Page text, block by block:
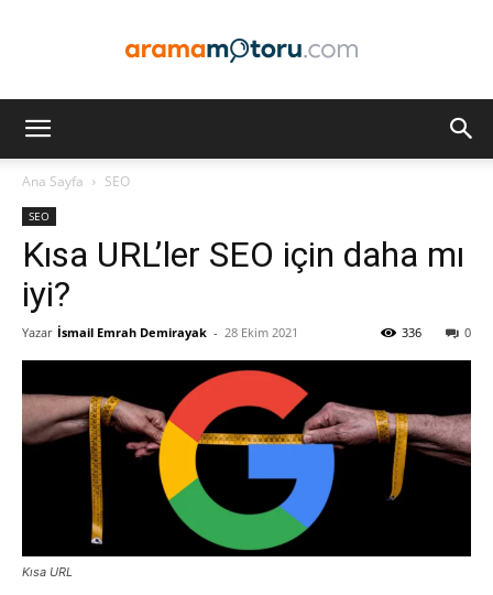
Optimizasyonu
ve
Pazarlaması
Ana Sayfa SEO
SEO
Kısa URL’ler SEO için daha mı
iyi?
Yazar İsmail Emrah Demirayak - 28 Ekim 2021 0
336
Kısa URL